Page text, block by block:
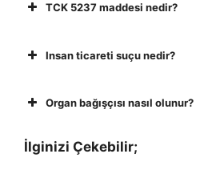
TCK 5237 maddesi nedir?
Insan ticareti suçu nedir?
Organ bağışçısı nasıl olunur?
İlginizi Çekebilir;